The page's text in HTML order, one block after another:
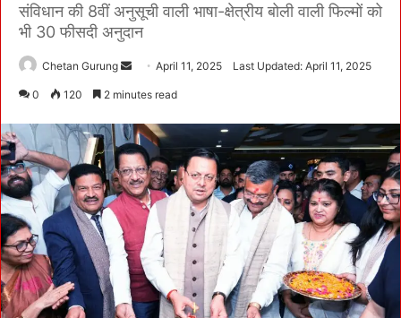
संविधान की 8वीं अनुसूची वाली भाषा-क्षेत्रीय बोली वाली फिल्मों को
भी 30 फीसदी अनुदान
Chetan Gurung
d
a
n
e
i
l
April 11, 2025 Last Updated: April 11, 2025
0 120 2 minutes read